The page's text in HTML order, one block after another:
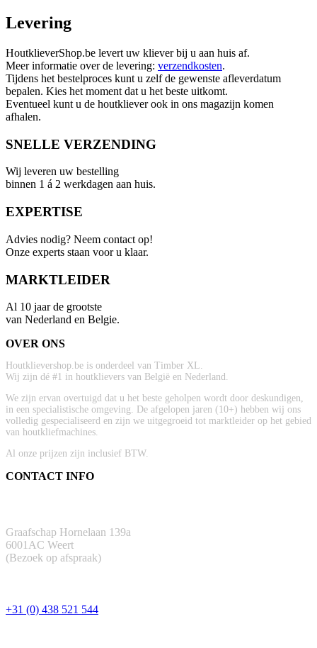
Levering
HoutklieverShop.be levert uw kliever bij u aan huis af.
Meer informatie over de levering: verzendkosten.
Tijdens het bestelproces kunt u zelf de gewenste afleverdatum
bepalen. Kies het moment dat u het beste uitkomt.
Eventueel kunt u de houtkliever ook in ons magazijn komen
afhalen.
SNELLE VERZENDING
Wij leveren uw bestelling
binnen 1 á 2 werkdagen aan huis.
EXPERTISE
Advies nodig? Neem contact op!
Onze experts staan voor u klaar.
MARKTLEIDER
Al 10 jaar de grootste
van Nederland en Belgie.
OVER ONS
Houtklievershop.be is onderdeel van Timber XL.
Wij zijn dé #1 in houtklievers van België en Nederland.
We zijn ervan overtuigd dat u het beste geholpen wordt door deskundigen,
in een specialistische omgeving. De afgelopen jaren (10+) hebben wij ons
volledig gespecialiseerd en zijn we uitgegroeid tot marktleider op het gebied
van houtkliefmachines.
Al onze prijzen zijn inclusief BTW.
CONTACT INFO
Graafschap Hornelaan 139a
6001AC Weert
(Bezoek op afspraak)
+31 (0) 438 521 544